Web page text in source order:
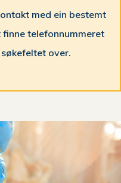
med ein bestemt
finne telefonnummeret
over.